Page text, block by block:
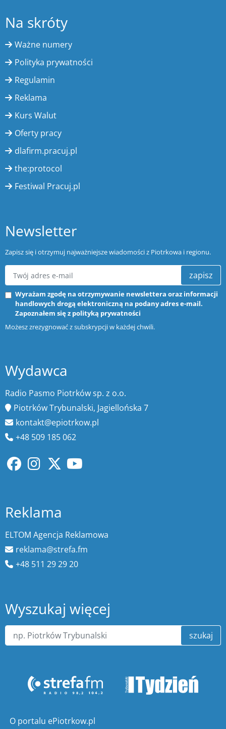
Na skróty
Ważne numery
Polityka prywatności
Regulamin
Reklama
Kurs Walut
Oferty pracy
dlafirm.pracuj.pl
the:protocol
Festiwal Pracuj.pl
Newsletter
Zapisz się i otrzymuj najważniejsze wiadomości z Piotrkowa i regionu.
zapisz
Wyrażam zgodę na otrzymywanie newslettera oraz informacji
handlowych drogą elektroniczną na podany adres e-mail.
Zapoznałem się z polityką prywatności
Możesz zrezygnować z subskrypcji w każdej chwili.
Wydawca
Radio Pasmo Piotrków sp. z o.o.
Piotrków Trybunalski, Jagiellońska 7
kontakt@epiotrkow.pl
+48 509 185 062
Reklama
ELTOM Agencja Reklamowa
reklama@strefa.fm
+48 511 29 29 20
Wyszukaj więcej
szukaj
O portalu ePiotrkow.pl